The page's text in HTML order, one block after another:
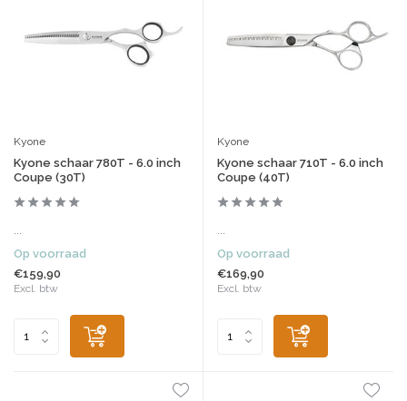
Kyone
Kyone schaar 780T - 6.0 inch
Coupe (30T)
Op voorraad
€159,90
Excl. btw
Kyone
Kyone schaar 710T - 6.0 inch
Coupe (40T)
...
Op voorraad
€169,90
Excl. btw